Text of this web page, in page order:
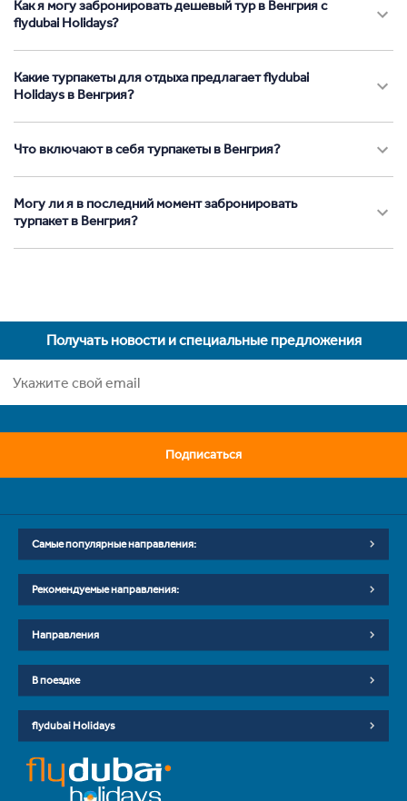
Как я могу забронировать дешевый тур в Венгрия с
flydubai Holidays?
Какие турпакеты для отдыха предлагает flydubai
Holidays в Венгрия?
Что включают в себя турпакеты в Венгрия?
Могу ли я в последний момент забронировать
турпакет в Венгрия?
Получать новости и специальные предложения
Подписаться
Самые популярные направления:
Рекомендуемые направления:
Направления
В поездке
flydubai Holidays